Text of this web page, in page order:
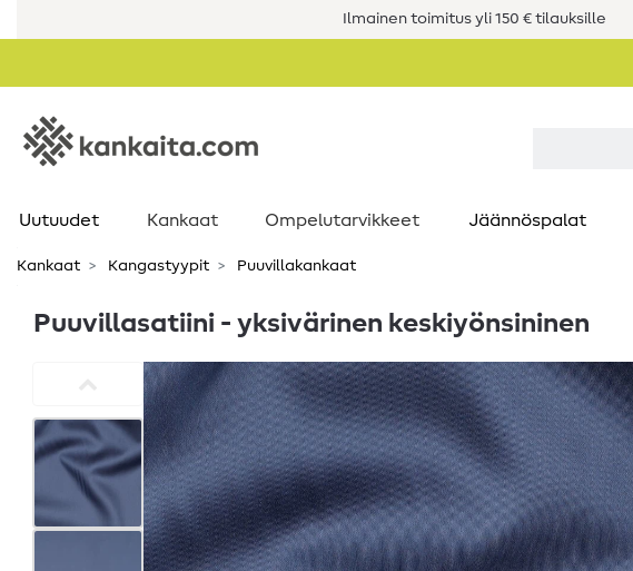
Ilmainen toimitus yli 150 € tilauksille
Uutuudet Kankaat Ompelutarvikkeet Jäännöspalat
Kankaat Kangastyypit Puuvillakankaat
Puuvillasatiini - yksivärinen keskiyönsininen